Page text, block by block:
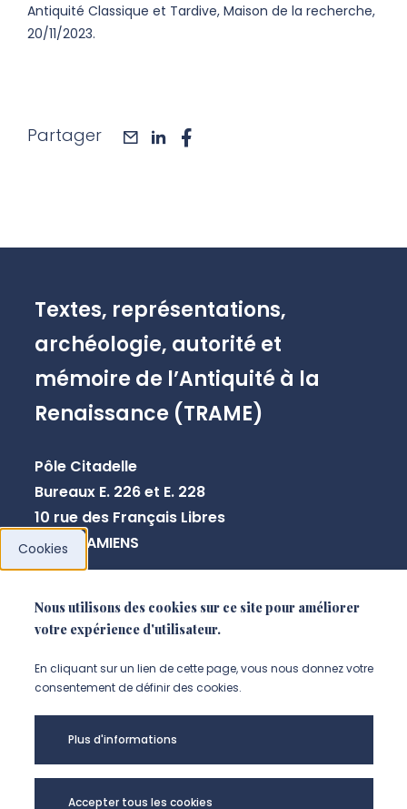
Antiquité Classique et Tardive, Maison de la recherche,
20/11/2023.
Partager maillinkedin
Textes, représentations,
archéologie, autorité et
mémoire de l’Antiquité à la
Renaissance (TRAME)
Pôle Citadelle
Bureaux E. 226 et E. 228
10 rue des Français Libres
80080 AMIENS
Cookies
Nous utilisons des cookies sur ce site pour améliorer
votre expérience d'utilisateur.
En cliquant sur un lien de cette page, vous nous donnez votre
consentement de définir des cookies.
Plus d'informations
Accepter tous les cookies